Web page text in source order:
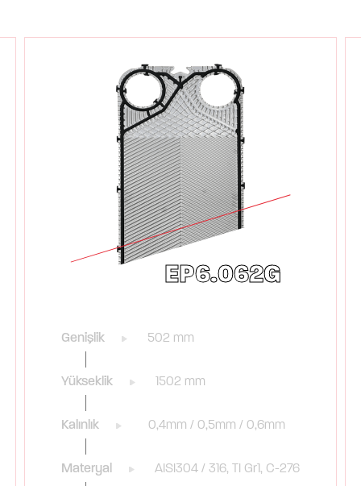
EP6.062G
Genişlik 502 mm
Yükseklik 1502 mm
Kalınlık 0,4mm / 0,5mm / 0,6mm
Materyal AISI304 / 316, TI Gr1, C-276